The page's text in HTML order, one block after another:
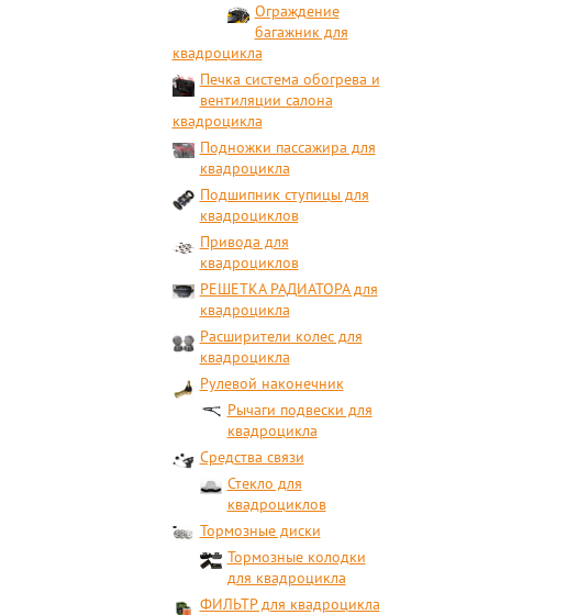
Ограждение
багажник для
квадроцикла
Печка система обогрева и
вентиляции салона
квадроцикла
Подножки пассажира для
квадроцикла
Подшипник ступицы для
квадроциклов
Привода для
квадроциклов
РЕШЕТКА РАДИАТОРА для
квадроцикла
Расширители колес для
квадроцикла
Рулевой наконечник
Рычаги подвески для
квадроцикла
Средства связи
Стекло для
квадроциклов
Тормозные диски
Тормозные колодки
для квадроцикла
ФИЛЬТР для квадроцикла